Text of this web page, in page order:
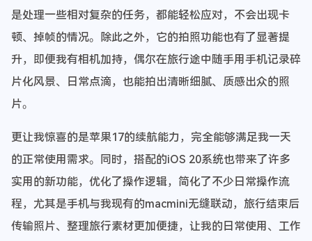
是处理一些相对复杂的任务，都能轻松应对，不会出现卡
顿、掉帧的情况。除此之外，它的拍照功能也有了显著提
升，即便我有相机加持，偶尔在旅行途中随手用手机记录碎
片化风景、日常点滴，也能拍出清晰细腻、质感出众的照
片。
更让我惊喜的是苹果17的续航能力，完全能够满足我一天
的正常使用需求。同时，搭配的iOS 20系统也带来了许多
实用的新功能，优化了操作逻辑，简化了不少日常操作流
程，尤其是手机与我现有的macmini无缝联动，旅行结束后
传输照片、整理旅行素材更加便捷，让我的日常使用、工作